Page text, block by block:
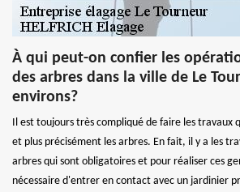
À qui peut-on confier les
des arbres dans la ville de Le
environs?
Il est toujours très compliqué de faire les travaux
et plus précisément les arbres. En fait, il y a les
arbres qui sont obligatoires et pour réaliser ces
nécessaire d'entrer en contact avec un jardinier